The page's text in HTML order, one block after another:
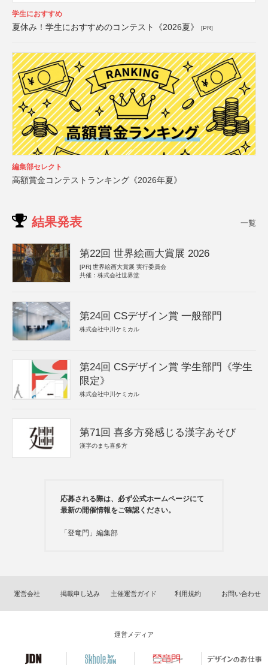
学生におすすめ
夏休み！学生におすすめのコンテスト《2026夏》 [PR]
編集部セレクト
高額賞金コンテストランキング《2026年夏》
結果発表 一覧
第22回 世界絵画大賞展 2026
[PR] 世界絵画大賞展 実行委員会
共催：株式会社世界堂
第24回 CSデザイン賞 一般部門
株式会社中川ケミカル
第24回 CSデザイン賞 学生部門《学生
限定》
株式会社中川ケミカル
第71回 喜多方発感じる漢字あそび
漢字のまち喜多方
応募される際は、必ず公式ホームページにて
最新の開催情報をご確認ください。
「登竜門」編集部
運営会社 掲載申し込み 主催運営ガイド 利用規約 お問い合わせ
運営メディア